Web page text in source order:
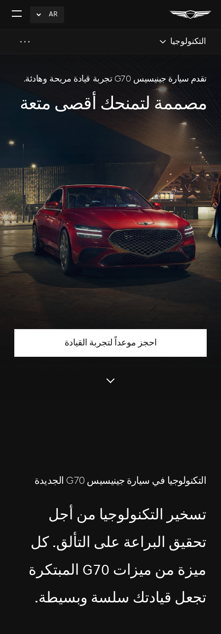
AR
click
افتح
التكنولوجيا
تقدم سيارة جينيسيس G70 تجربة قيادة مريحة وهادئة.
مصممة لتمنحك أقصى متعة
احجز موعداً لتجربة القيادة
التحريك
التكنولوجيا في سيارة جينيسيس G70 الجديدة
تسخير التكنولوجيا من أجل
تحقيق البراعة على التألق. كل
ميزة من ميزات G70 المبتكرة
تجعل قيادتك سلسة وبسيطة.